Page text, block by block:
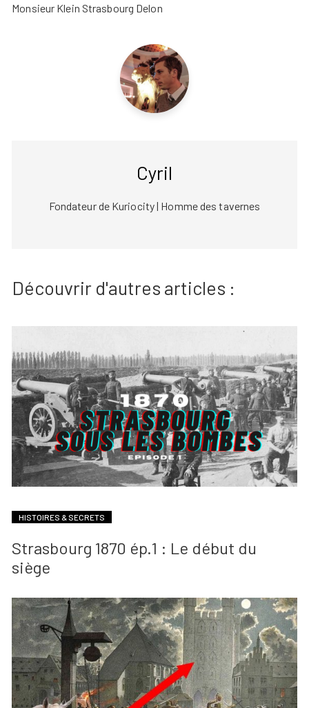
Monsieur Klein Strasbourg Delon
Cyril
Fondateur de Kuriocity | Homme des tavernes
Découvrir d'autres articles :
HISTOIRES & SECRETS
Strasbourg 1870 ép.1 : Le début du
siège